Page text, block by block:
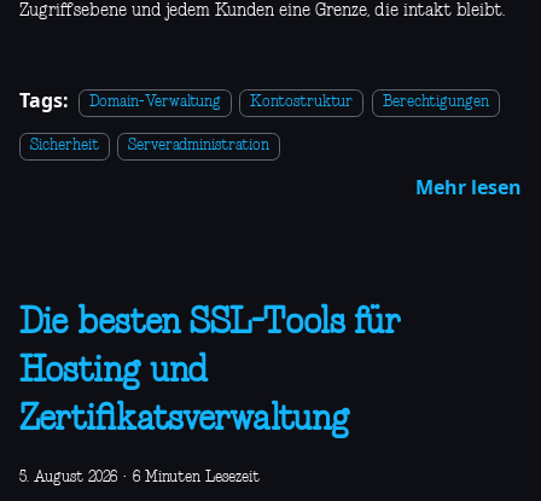
Zugriffsebene und jedem Kunden eine Grenze, die intakt bleibt.
Tags: Domain-Verwaltung Kontostruktur Berechtigungen
Sicherheit Serveradministration
Mehr lesen
Die besten SSL-Tools für
Hosting und
Zertifikatsverwaltung
5. August 2026 · 6 Minuten Lesezeit